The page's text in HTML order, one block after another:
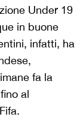
Under 19
in buone
infatti, ha
fa la
al